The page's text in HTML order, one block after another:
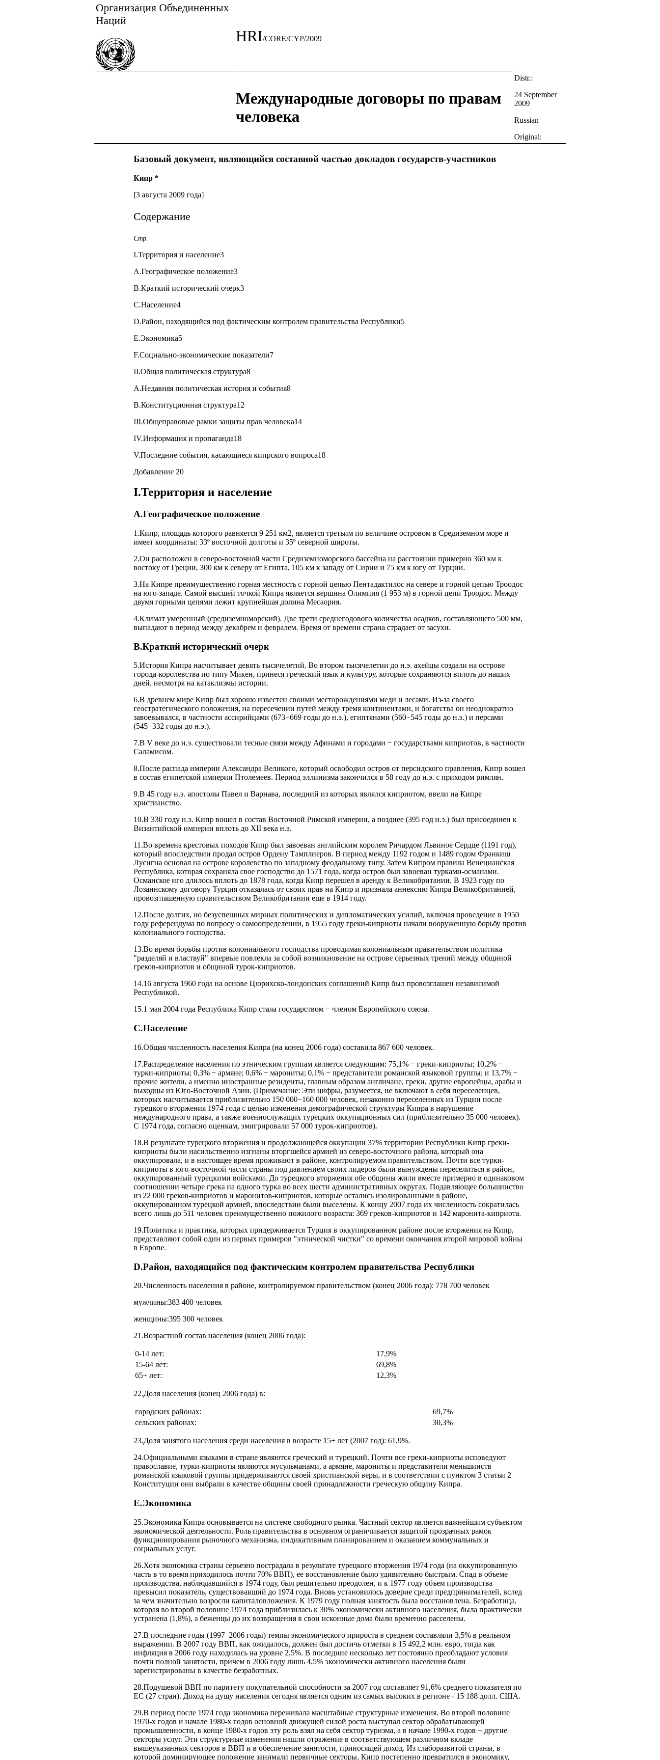
Организация Объединенных
Наций
HRI/CORE/CYP/2009
Международные договоры по правам
человека
Distr.:
24 September
2009
Russian
Original:
Базовый документ, являющийся составной частью докладов государств-участников
Кипр *
[3 августа 2009 года]
Содержание
Стр.
I.Территория и население3
A.Географическое положение3
В.Краткий исторический очерк3
С.Население4
D.Район, находящийся под фактическим контролем правительства Республики5
E.Экономика5
F.Социально-экономические показатели7
II.Общая политическая структура8
A.Недавняя политическая история и события8
B.Конституционная структура12
III.Общеправовые рамки защиты прав человека14
IV.Информация и пропаганда18
V.Последние события, касающиеся кипрского вопроса18
Добавление 20
I.Территория и население
A.Географическое положение
1.Кипр, площадь которого равняется 9 251 км2, является третьим по величине островом в Средиземном море и
имеет координаты: 33º восточной долготы и 35º северной широты.
2.Он расположен в северо-восточной части Средиземноморского бассейна на расстоянии примерно 360 км к
востоку от Греции, 300 км к северу от Египта, 105 км к западу от Сирии и 75 км к югу от Турции.
3.На Кипре преимущественно горная местность с горной цепью Пентадактилос на севере и горной цепью Троодос
на юго-западе. Самой высшей точкой Кипра является вершина Олимпия (1 953 м) в горной цепи Троодос. Между
двумя горными цепями лежит крупнейшая долина Месаория.
4.Климат умеренный (средиземноморский). Две трети среднегодового количества осадков, составляющего 500 мм,
выпадают в период между декабрем и февралем. Время от времени страна страдает от засухи.
В.Краткий исторический очерк
5.История Кипра насчитывает девять тысячелетий. Во втором тысячелетии до н.э. ахейцы создали на острове
города-королевства по типу Микен, принеся греческий язык и культуру, которые сохраняются вплоть до наших
дней, несмотря на катаклизмы истории.
6.В древнем мире Кипр был хорошо известен своими месторождениями меди и лесами. Из-за своего
геостратегического положения, на пересечении путей между тремя континентами, и богатства он неоднократно
завоевывался, в частности ассирийцами (673−669 годы до н.э.), египтянами (560−545 годы до н.э.) и персами
(545−332 годы до н.э.).
7.В V веке до н.э. существовали тесные связи между Афинами и городами − государствами киприотов, в частности
Саламисом.
8.После распада империи Александра Великого, который освободил остров от персидского правления, Кипр вошел
в состав египетской империи Птолемеев. Период эллинизма закончился в 58 году до н.э. с приходом римлян.
9.В 45 году н.э. апостолы Павел и Варнава, последний из которых являлся киприотом, ввели на Кипре
христианство.
10.В 330 году н.э. Кипр вошел в состав Восточной Римской империи, а позднее (395 год н.э.) был присоединен к
Византийской империи вплоть до XII века н.э.
11.Во времена крестовых походов Кипр был завоеван английским королем Ричардом Львиное Сердце (1191 год),
который впоследствии продал остров Ордену Тамплиеров. В период между 1192 годом и 1489 годом Франкиш
Лусигна основал на острове королевство по западному феодальному типу. Затем Кипром правила Венецианская
Республика, которая сохраняла свое господство до 1571 года, когда остров был завоеван турками-османами.
Османское иго длилось вплоть до 1878 года, когда Кипр перешел в аренду к Великобритании. В 1923 году по
Лозаннскому договору Турция отказалась от своих прав на Кипр и признала аннексию Кипра Великобританией,
провозглашенную правительством Великобритании еще в 1914 году.
12.После долгих, но безуспешных мирных политических и дипломатических усилий, включая проведение в 1950
году референдума по вопросу о самоопределении, в 1955 году греки-киприоты начали вооруженную борьбу против
колониального господства.
13.Во время борьбы против колониального господства проводимая колониальным правительством политика
"разделяй и властвуй" впервые повлекла за собой возникновение на острове серьезных трений между общиной
греков-киприотов и общиной турок-киприотов.
14.16 августа 1960 года на основе Цюрихско-лондонских соглашений Кипр был провозглашен независимой
Республикой.
15.1 мая 2004 года Республика Кипр стала государством − членом Европейского союза.
С.Население
16.Общая численность населения Кипра (на конец 2006 года) составила 867 600 человек.
17.Распределение населения по этническим группам является следующим: 75,1% − греки-киприоты; 10,2% −
турки-киприоты; 0,3% − армяне; 0,6% − марониты; 0,1% − представители романской языковой группы; и 13,7% −
прочие жители, а именно иностранные резиденты, главным образом англичане, греки, другие европейцы, арабы и
выходцы из Юго-Восточной Азии. (Примечание: Эти цифры, разумеется, не включают в себя переселенцев,
которых насчитывается приблизительно 150 000−160 000 человек, незаконно переселенных из Турции после
турецкого вторжения 1974 года с целью изменения демографической структуры Кипра в нарушение
международного права, а также военнослужащих турецких оккупационных сил (приблизительно 35 000 человек).
С 1974 года, согласно оценкам, эмигрировали 57 000 турок-киприотов).
18.В результате турецкого вторжения и продолжающейся оккупации 37% территории Республики Кипр греки-
киприоты были насильственно изгнаны вторгшейся армией из северо-восточного района, который она
оккупировала, и в настоящее время проживают в районе, контролируемом правительством. Почти все турки-
киприоты в юго-восточной части страны под давлением своих лидеров были вынуждены переселиться в район,
оккупированный турецкими войсками. До турецкого вторжения обе общины жили вместе примерно в одинаковом
соотношении четыре грека на одного турка во всех шести административных округах. Подавляющее большинство
из 22 000 греков-киприотов и маронитов-киприотов, которые остались изолированными в районе,
оккупированном турецкой армией, впоследствии были выселены. К концу 2007 года их численность сократилась
всего лишь до 511 человек преимущественно пожилого возраста: 369 греков-киприотов и 142 маронита-киприота.
19.Политика и практика, которых придерживается Турция в оккупированном районе после вторжения на Кипр,
представляют собой один из первых примеров "этнической чистки" со времени окончания второй мировой войны
в Европе.
D.Район, находящийся под фактическим контролем правительства Республики
20.Численность населения в районе, контролируемом правительством (конец 2006 года): 778 700 человек
мужчины:383 400 человек
женщины:395 300 человек
21.Возрастной состав населения (конец 2006 года):
0-14 лет:
17,9%
15-64 лет:
69,8%
65+ лет:
12,3%
22.Доля населения (конец 2006 года) в:
городских районах:
69,7%
сельских районах:
30,3%
23.Доля занятого населения среди населения в возрасте 15+ лет (2007 год): 61,9%.
24.Официальными языками в стране являются греческий и турецкий. Почти все греки-киприоты исповедуют
православие, турки-киприоты являются мусульманами, а армяне, марониты и представители меньшинств
романской языковой группы придерживаются своей христианской веры, и в соответствии с пунктом 3 статьи 2
Конституции они выбрали в качестве общины своей принадлежности греческую общину Кипра.
E.Экономика
25.Экономика Кипра основывается на системе свободного рынка. Частный сектор является важнейшим субъектом
экономической деятельности. Роль правительства в основном ограничивается защитой прозрачных рамок
функционирования рыночного механизма, индикативным планированием и оказанием коммунальных и
социальных услуг.
26.Хотя экономика страны серьезно пострадала в результате турецкого вторжения 1974 года (на оккупированную
часть в то время приходилось почти 70% ВВП), ее восстановление было удивительно быстрым. Спад в объеме
производства, наблюдавшийся в 1974 году, был решительно преодолен, и к 1977 году объем производства
превысил показатель, существовавший до 1974 года. Вновь установилось доверие среди предпринимателей, вслед
за чем значительно возросли капиталовложения. К 1979 году полная занятость была восстановлена. Безработица,
которая во второй половине 1974 года приблизилась к 30% экономически активного населения, была практически
устранена (1,8%), а беженцы до их возвращения в свои исконные дома были временно расселены.
27.В последние годы (1997–2006 годы) темпы экономического прироста в среднем составляли 3,5% в реальном
выражении. В 2007 году ВВП, как ожидалось, должен был достичь отметки в 15 492,2 млн. евро, тогда как
инфляция в 2006 году находилась на уровне 2,5%. В последние несколько лет постоянно преобладают условия
почти полной занятости, причем в 2006 году лишь 4,5% экономически активного населения были
зарегистрированы в качестве безработных.
28.Подушевой ВВП по паритету покупательной способности за 2007 год составляет 91,6% среднего показателя по
ЕС (27 стран). Доход на душу населения сегодня является одним из самых высоких в регионе - 15 188 долл. США.
29.В период после 1974 года экономика переживала масштабные структурные изменения. Во второй половине
1970-х годов и начале 1980-х годов основной движущей силой роста выступал сектор обрабатывающей
промышленности, в конце 1980-х годов эту роль взял на себя сектор туризма, а в начале 1990‑х годов − другие
секторы услуг. Эти структурные изменения нашли отражение в соответствующем различном вкладе
вышеуказанных секторов в ВВП и в обеспечение занятости, приносящей доход. Из слаборазвитой страны, в
которой доминирующее положение занимали первичные секторы, Кипр постепенно превратился в экономику,